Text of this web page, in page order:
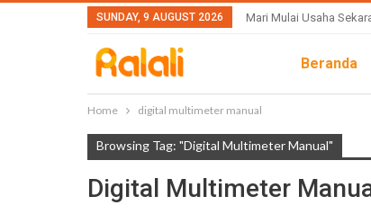
SUNDAY, 9 AUGUST 2026 Mari Mulai Usaha
Beranda
Home digital multimeter manual
Browsing Tag: "digital Multimeter Manual"
Digital Multimeter